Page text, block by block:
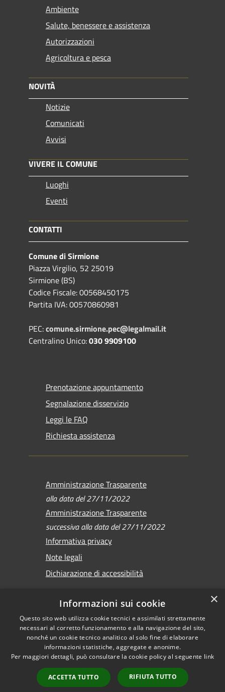
Ambiente
Salute, benessere e assistenza
Autorizzazioni
Agricoltura e pesca
NOVITÀ
Notizie
Comunicati
Avvisi
VIVERE IL COMUNE
Luoghi
Eventi
CONTATTI
Comune di Sirmione
Piazza Virgilio, 52 25019
Sirmione (BS)
Codice Fiscale: 00568450175
Partita IVA: 00570860981
PEC:comune.sirmione.pec@legalmail.it
Centralino Unico:030 9909100
Prenotazione appuntamento
Segnalazione disservizio
Leggi le FAQ
Richiesta assistenza
Amministrazione Trasparente
alla data del 27/11/2022
Amministrazione Trasparente
successiva alla data del 27/11/2022
Informativa privacy
Note legali
Dichiarazione di accessibilità
RSS
Accessibilità
Privacy
Cookie
Mappa del sito
Versione
Copyright © 2026 •
Comune di Sirmione •
Powered by
Municipium•
Accesso redazione
×
Informazioni sui cookie
Questo sito web utilizza cookie tecnici e assimilati strettamente
necessari al corretto funzionamento e alla navigazione del sito,
nonché un cookie tecnico analitico al solo fine di elaborare
informazioni statistiche, aggregate e anonime.
Per maggiori dettagli, può consultare la cookie policy al seguente link
ACCETTA TUTTO RIFIUTA TUTTO